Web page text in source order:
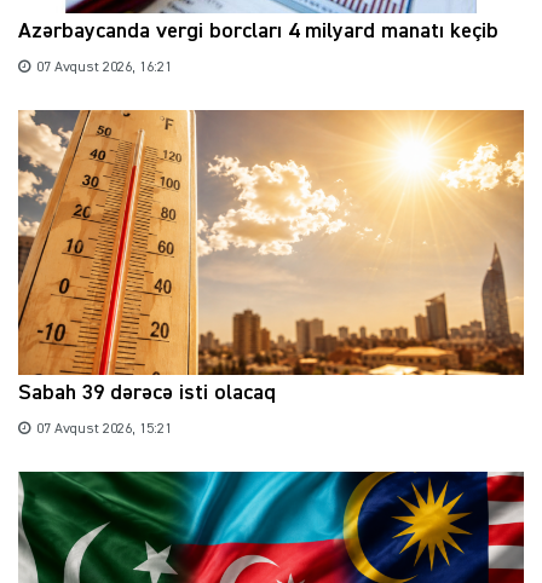
Azərbaycanda vergi borcları 4 milyard manatı keçib
07 Avqust 2026, 16:21
Sabah 39 dərəcə isti olacaq
07 Avqust 2026, 15:21